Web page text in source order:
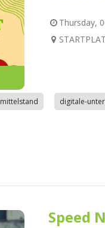
Thursday,
mittelstand digitale-
Speed